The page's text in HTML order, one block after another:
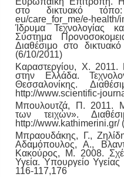
στο δικτυακό τόπο:
eu/care_for_me/e-health/
Ίδρυμα Τεχνολογίας
Σύστημα
Διαθέσιμο στο
(6/10/2011)
Καραστεργίου, Χ. 2011.
στην Ελλάδα.
Θεσσαλονίκης.
http://www.scientific-
Mπουλουτζά, Π. 2011.
των τειχών».
http://www.kathimerini.gr/
Μπραουδάκης, Γ.,
Αδαμόπουλος, Α.,
Κακούρος, Μ. 2008.
Υγεία. Υπουργείο
116-117,176